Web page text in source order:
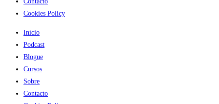
Cookies Policy
Início
Podcast
Blogue
Cursos
Sobre
Contacto